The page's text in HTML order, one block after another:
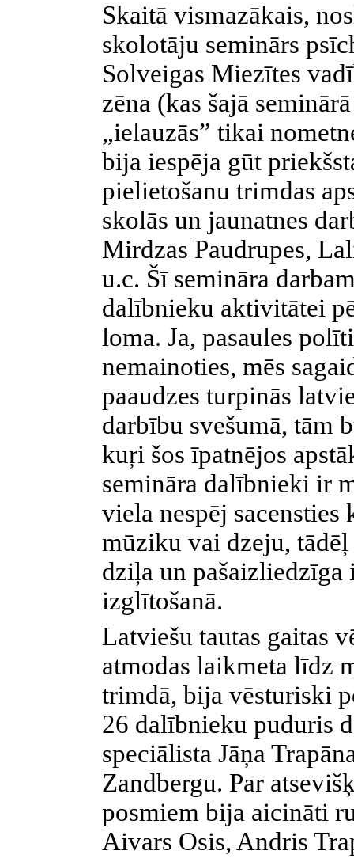
Skaitā vismazākais,
skolotāju seminārs
Solveigas Miezītes
zēna (kas šajā
„ielauzās” tikai
bija iespēja gūt
pielietošanu trimdas
skolās un jaunatnes
Mirdzas Paudrupes,
u.c. Šī semināra
dalībnieku aktivitātei
loma. Ja, pasaules
nemainoties, mēs
paaudzes turpinās
darbību svešumā, tām
kuŗi šos īpatnējos
semināra dalībnieki ir
viela nespēj sacensties
mūziku vai dzeju,
dziļa un pašaizliedzīga
izglītošanā.
Latviešu tautas gaitas
atmodas laikmeta līdz
trimdā, bija vēsturiski
26 dalībnieku puduris
speciālista Jāņa
Zandbergu. Par
posmiem bija aicināti
Aivars Osis, Andris